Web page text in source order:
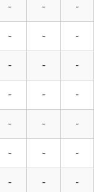
- - -
- - -
- - -
- - -
- - -
- - -
- - -